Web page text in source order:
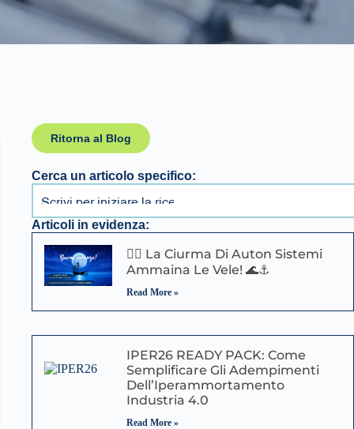
Ritorna al Blog
Cerca un articolo specifico:
Articoli in evidenza:
🏴‍☠️ La Ciurma Di Auton Sistemi
Ammaina Le Vele! 🌊⚓
Read More »
IPER26 READY PACK: Come
Semplificare Gli Adempimenti
Dell’Iperammortamento
Industria 4.0
Read More »